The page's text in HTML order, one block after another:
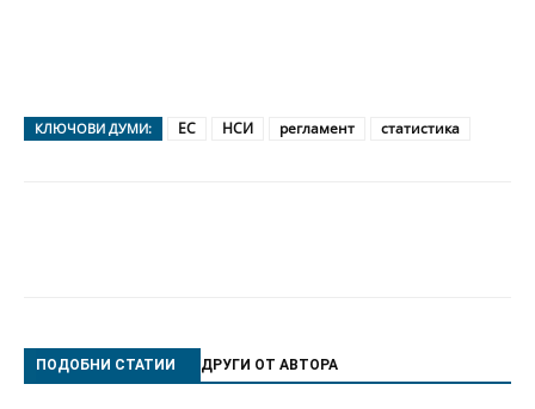
КЛЮЧОВИ ДУМИ: ЕС НСИ регламент статистика
ПОДОБНИ СТАТИИ ДРУГИ ОТ АВТОРА